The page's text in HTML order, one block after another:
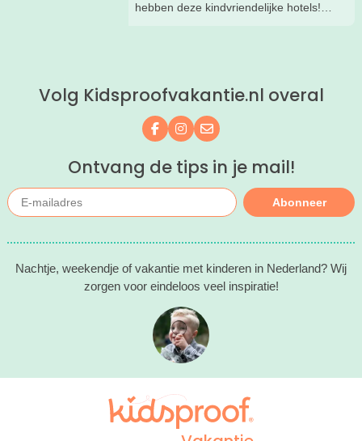
hebben deze kindvriendelijke hotels!
kind(eren).
Volg Kidsproofvakantie.nl overal
Volg ons op Facebook
Volg ons op Instagram
Mail ons
Ontvang de tips in je mail!
Abonneer
Nachtje, weekendje of vakantie met kinderen in Nederland? Wij
zorgen voor eindeloos veel inspiratie!